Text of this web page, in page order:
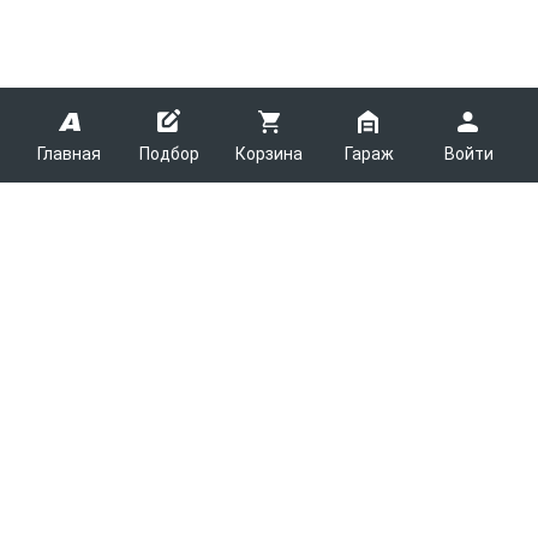
Главная Подбор Корзина Гараж Войти